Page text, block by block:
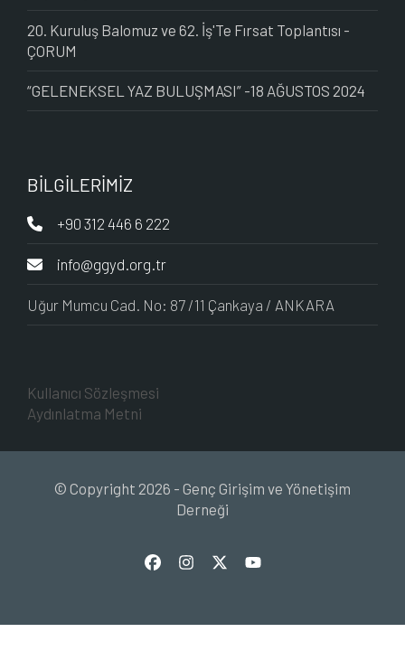
20. Kuruluş Balomuz ve 62. İş'Te Fırsat Toplantısı -
ÇORUM
“GELENEKSEL YAZ BULUŞMASI” -18 AĞUSTOS 2024
BİLGİLERİMİZ
+90 312 446 6 222
info@ggyd.org.tr
Uğur Mumcu Cad. No: 87 /11 Çankaya / ANKARA
Kullanıcı Sözleşmesi
Aydınlatma Metni
© Copyright 2026 - Genç Girişim ve Yönetişim
Derneği